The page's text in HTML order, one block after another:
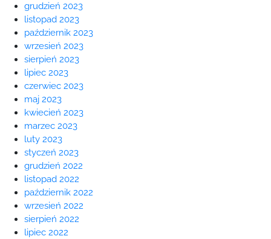
grudzień 2023
listopad 2023
październik 2023
wrzesień 2023
sierpień 2023
lipiec 2023
czerwiec 2023
maj 2023
kwiecień 2023
marzec 2023
luty 2023
styczeń 2023
grudzień 2022
listopad 2022
październik 2022
wrzesień 2022
sierpień 2022
lipiec 2022